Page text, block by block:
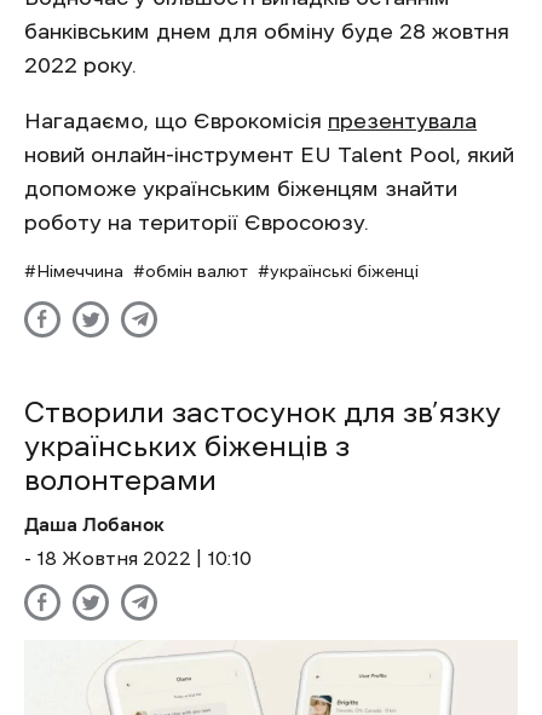
банківським днем для обміну буде 28 жовтня
2022 року.
Нагадаємо, що Єврокомісія презентувала
новий онлайн-інструмент EU Talent Pool, який
допоможе українським біженцям знайти
роботу на території Євросоюзу.
Німеччина обмін валют українські біженці
Створили застосунок для зв’язку
українських біженців з
волонтерами
Даша Лобанок
- 18 Жовтня 2022 | 10:10